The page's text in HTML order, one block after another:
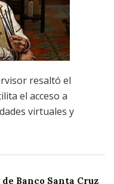
resaltó el
el acceso a
virtuales y
Banco Santa Cruz